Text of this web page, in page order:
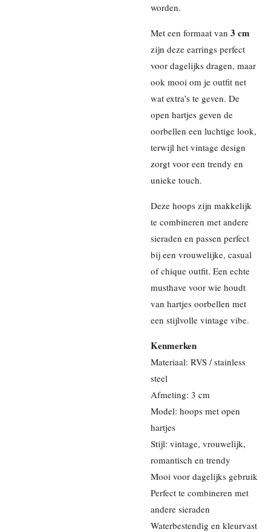
worden.
Met een formaat van 3 cm
zijn deze earrings perfect
voor dagelijks dragen, maar
ook mooi om je outfit net
wat extra’s te geven. De
open hartjes geven de
oorbellen een luchtige look,
terwijl het vintage design
zorgt voor een trendy en
unieke touch.
Deze hoops zijn makkelijk
te combineren met andere
sieraden en passen perfect
bij een vrouwelijke, casual
of chique outfit. Een echte
musthave voor wie houdt
van hartjes oorbellen met
een stijlvolle vintage vibe.
Kenmerken
Materiaal: RVS / stainless
steel
Afmeting: 3 cm
Model: hoops met open
hartjes
Stijl: vintage, vrouwelijk,
romantisch en trendy
Mooi voor dagelijks gebruik
Perfect te combineren met
andere sieraden
Waterbestendig en kleurvast